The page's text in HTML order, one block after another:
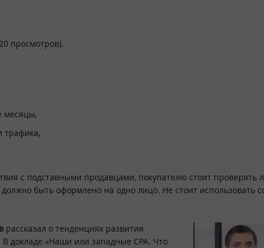
просмотров).
месяцы,
трафика,
с подставными продавцами, покупателю стоит проверять
быть оформлено на одно лицо. Не стоит использовать
рассказал о тенденциях развития
докладе «Наши или западные CPA. Что